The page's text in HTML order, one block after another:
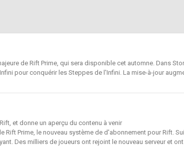
de Rift Prime, qui sera disponible cet automne. Dans
pour conquérir les Steppes de l'Infini. La mise-à-jour
et donne un aperçu du contenu à venir
Prime, le nouveau système de d'abonnement pour Rift.
Des milliers de joueurs ont rejoint le nouveau serveur et